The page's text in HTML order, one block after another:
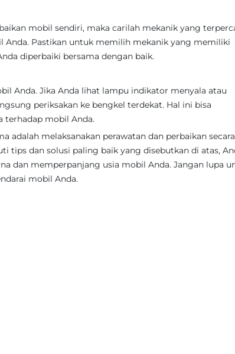
mobil sendiri, maka carilah mekanik yang
Anda. Pastikan untuk memilih mekanik yang memiliki
diperbaiki bersama dengan baik.
Anda. Jika Anda lihat lampu indikator menyala atau
periksakan ke bengkel terdekat. Hal ini bisa
terhadap mobil Anda.
adalah melaksanakan perawatan dan perbaikan secara
tips dan solusi paling baik yang disebutkan di atas,
dan memperpanjang usia mobil Anda. Jangan lupa
mobil Anda.